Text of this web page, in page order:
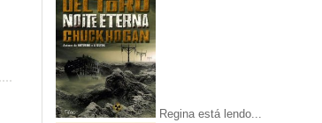
Regina está lendo...